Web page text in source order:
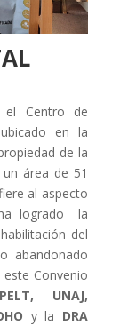
el Centro de
en la
de la
área de 51
al aspecto
logrado la
del
abandonado
Convenio
UNAJ,
y la DRA